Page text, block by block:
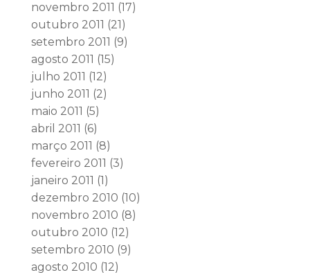
novembro 2011 (17)
outubro 2011 (21)
setembro 2011 (9)
agosto 2011 (15)
julho 2011 (12)
junho 2011 (2)
maio 2011 (5)
abril 2011 (6)
março 2011 (8)
fevereiro 2011 (3)
janeiro 2011 (1)
dezembro 2010 (10)
novembro 2010 (8)
outubro 2010 (12)
setembro 2010 (9)
agosto 2010 (12)